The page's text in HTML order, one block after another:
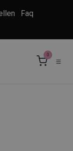
Faq
0